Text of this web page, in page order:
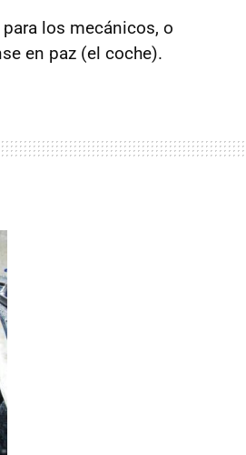
los mecánicos, o
en paz (el coche).